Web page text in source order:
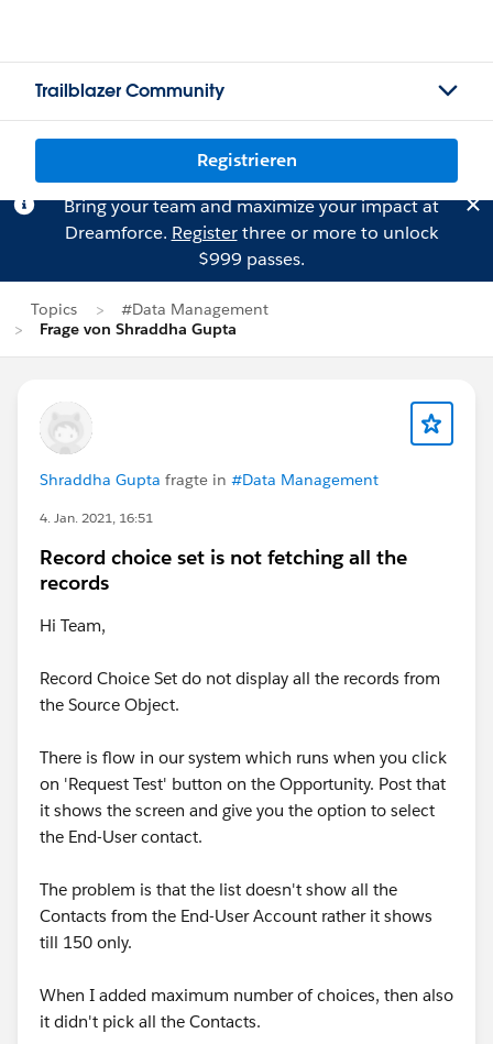
Trailblazer Community
Registrieren
Bring your team and maximize your impact at
Dreamforce. Registerthree or more to unlock
$999 passes.
Topics
#Data Management
Frage von Shraddha Gupta
Shraddha Gupta fragte in #Data Management
4. Jan. 2021, 16:51
Record choice set is not fetching all the
records
Hi Team,
Record Choice Set do not display all the records from
the Source Object.
There is flow in our system which runs when you click
on 'Request Test' button on the Opportunity. Post that
it shows the screen and give you the option to select
the End-User contact.
The problem is that the list doesn't show all the
Contacts from the End-User Account rather it shows
till 150 only.
When I added maximum number of choices, then also
it didn't pick all the Contacts.